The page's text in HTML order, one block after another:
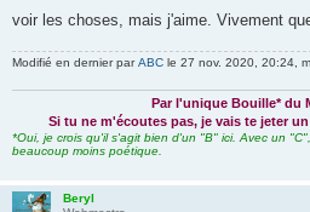
voir les choses, mais j'aime. Vivement
Modifié en dernier parABC le 27 nov. 2020, 20:24,
Par l'unique Bouille* du
Si tu ne m'écoutes pas, je vais te jeter
*Oui, je crois qu'il s'agit bien d'un "B" ici. Avec un
beaucoup moins poétique.
Beryl